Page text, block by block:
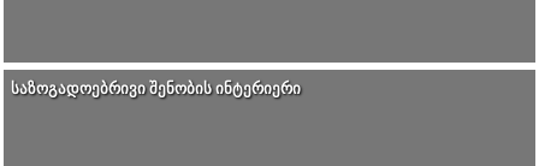
ᲡᲐᲖᲝᲒᲐᲓᲝᲔᲑᲠᲘᲕᲘ ᲨᲔᲜᲝᲑᲘᲡ ᲘᲜᲢᲔᲠᲘᲔᲠᲘ